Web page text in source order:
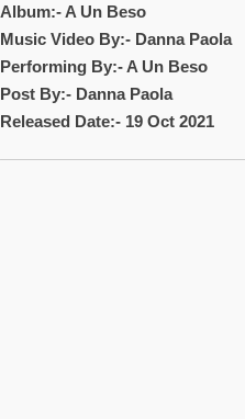
Album:- A Un Beso
Music Video By:- Danna Paola
Performing By:- A Un Beso
Post By:- Danna Paola
Released Date:- 19 Oct 2021